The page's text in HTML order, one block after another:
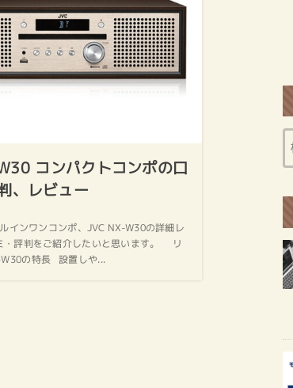
コンパクトコンポの口
、レビュー
インワンコンポ、JVC NX-W30の詳細レ
・評判をご紹介したいと思います。 リ
の特長 設置しや...